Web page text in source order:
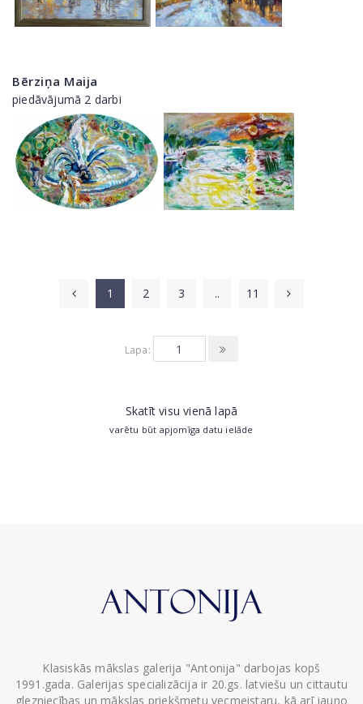
Bērziņa Maija
piedāvājumā 2 darbi
1 2 3 .. 11
Lapa:
Skatīt visu vienā lapā
varētu būt apjomīga datu ielāde
Klasiskās mākslas galerija "Antonija" darbojas kopš
1991.gada. Galerijas specializācija ir 20.gs. latviešu un cittautu
glezniecības un mākslas priekšmetu vecmeistaru, kā arī jauno